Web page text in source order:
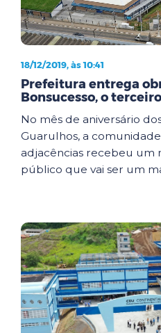
18/12/2019, às 10:41
Prefeitura entrega
Bonsucesso, o
No mês de aniversário
Guarulhos, a
adjacências recebeu um
público que vai ser um